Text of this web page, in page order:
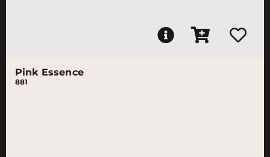
Pink Essence
881